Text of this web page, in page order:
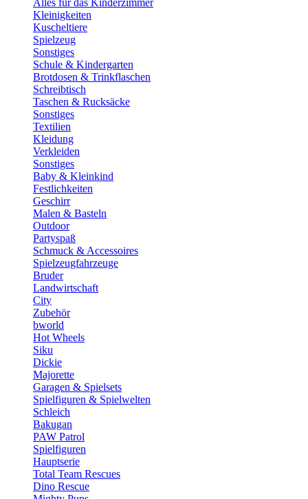
Alles für das Kinderzimmer
Kleinigkeiten
Kuscheltiere
Spielzeug
Sonstiges
Schule & Kindergarten
Brotdosen & Trinkflaschen
Schreibtisch
Taschen & Rucksäcke
Sonstiges
Textilien
Kleidung
Verkleiden
Sonstiges
Baby & Kleinkind
Festlichkeiten
Geschirr
Malen & Basteln
Outdoor
Partyspaß
Schmuck & Accessoires
Spielzeugfahrzeuge
Bruder
Landwirtschaft
City
Zubehör
bworld
Hot Wheels
Siku
Dickie
Majorette
Garagen & Spielsets
Spielfiguren & Spielwelten
Schleich
Bakugan
PAW Patrol
Spielfiguren
Hauptserie
Total Team Rescues
Dino Rescue